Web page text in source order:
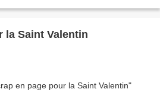
la Saint Valentin